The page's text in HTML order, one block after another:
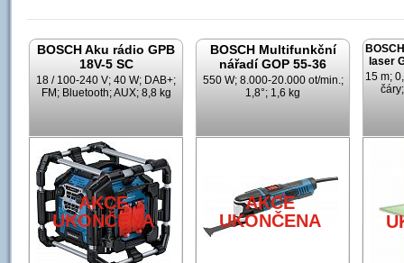
BOSCH Aku rádio GPB
18V-5 SC
18 / 100-240 V; 40 W; DAB+;
FM; Bluetooth; AUX; 8,8 kg
AKCE
UKONČENA
BOSCH Multifunkční
nářadí GOP 55-36
550 W; 8.000-20.000 ot/min.;
1,8°; 1,6 kg
AKCE
UKONČENA
laser
15 m;